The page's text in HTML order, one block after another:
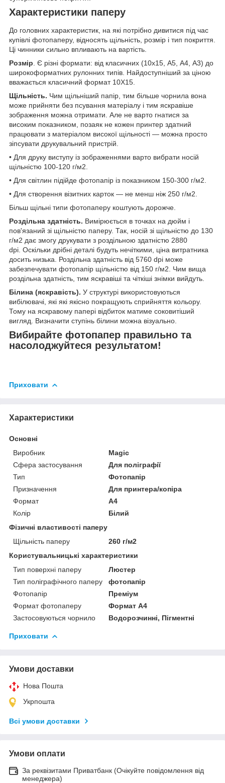
Характеристики паперу
До головних характеристик, на які потрібно дивитися під час
купівлі фотопаперу, відносять щільність, розмір і тип покриття.
Ці чинники сильно впливають на вартість.
Розмір . Є різні формати: від класичних (10х15, А5, А4, А3) до
широкоформатних рулонних типів. Найдоступніший за ціною
вважається класичний формат 10Х15.
Щільність. Чим щільніший папір, тим більше чорнила вона
може прийняти без псування матеріалу і тим яскравіше
зображення можна отримати. Але не варто гнатися за
високим показником, позаяк не кожен принтер здатний
працювати з матеріалом високої щільності — можна просто
зіпсувати друкувальний пристрій.
• Для друку виступу із зображеннями варто вибрати носій
щільністю 100-120 г/м2.
• Для світлин підійде фотопапір із показником 150-300 г/м2.
• Для створення візитних карток — не менш ніж 250 г/м2.
Більш щільні типи фотопаперу коштують дорожче.
Роздільна здатність. Вимірюється в точках на дюйм і
пов'язаний зі щільністю паперу. Так, носій зі щільністю до 130
г/м2 дає змогу друкувати з роздільною здатністю 2880
dpi. Оскільки дрібні деталі будуть нечіткими, ціна витратника
досить низька. Роздільна здатність від 5760 dpi може
забезпечувати фотопапір щільністю від 150 г/м2. Чим вища
роздільна здатність, тим яскравіші та чіткіші знімки вийдуть.
Білина (яскравість). У структурі використовуються
вибілювачі, які які якісно покращують сприйняття кольору.
Тому на яскравому папері відбиток матиме соковитіший
вигляд. Визначити ступінь білини можна візуально.
Вибирайте фотопапер правильно та
насолоджуйтеся результатом!
Приховати
Характеристики
Основні
Виробник
Magic
Сфера застосування
Для поліграфії
Тип
Фотопапір
Призначення
Для принтера/копіра
Формат
A4
Колір
Білий
Фізичні властивості паперу
Щільність паперу
260 г/м2
Користувальницькі характеристики
Тип поверхні паперу
Люстер
Тип поліграфічного паперу
фотопапір
Фотопапір
Преміум
Формат фотопаперу
Формат А4
Застосовуються чорнило
Водорозчинні, Пігментні
Приховати
Умови доставки
Нова Пошта
Укрпошта
Всі умови доставки
Умови оплати
За реквізитами Приватбанк (Очікуйте повідомлення від
менеджера)